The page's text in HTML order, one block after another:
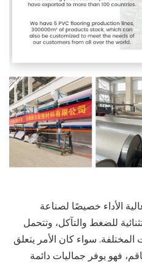
الأداء خصيصًا لصناعة
للضغط والتآكل، وتتحمل
المختلفة. سواء كان الأمر يتعلق
فهو يوفر جماليات دائمة